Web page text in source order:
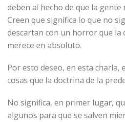
deben al hecho de que la gente
Creen que significa lo que no
descartan con un horror que la
merece en absoluto.
Por esto deseo, en esta charla,
cosas que la doctrina de la
No significa, en primer lugar,
algunos para que se salven